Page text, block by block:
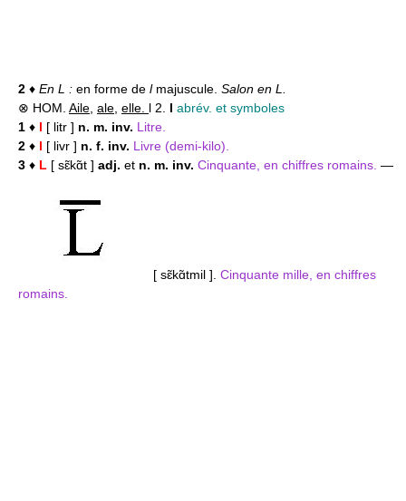
2 ♦ En L : en forme de lmajuscule. Salon en L.
⊗ HOM. Aile ale elle. l 2. l abrév. et symboles
1 ♦ l [ litr ] n. m. inv. Litre.
2 ♦ l [ livr ] n. f. inv. Livre (demi-kilo).
3 ♦ L [ sɛ̃kɑ̃t ] adj. et n. m. inv. Cinquante, en chiffres romains. —
[ sɛ̃kɑ̃tmil ]. Cinquante mille, en chiffres
romains.